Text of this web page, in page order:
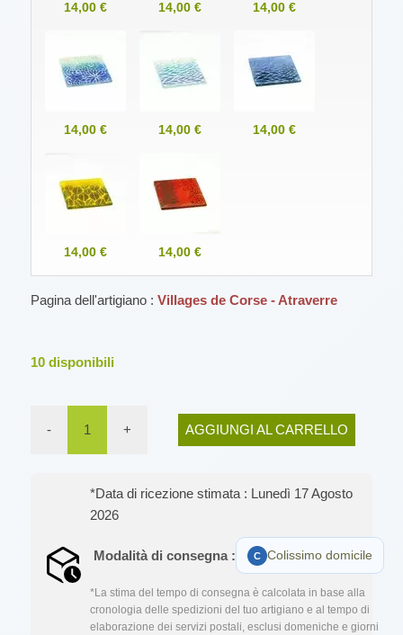
14,00 € 14,00 € 14,00 €
14,00 € 14,00 € 14,00 €
14,00 € 14,00 €
Pagina dell'artigiano : Villages de Corse - Atraverre
10 disponibili
- 1 + AGGIUNGI AL CARRELLO
*Data di ricezione stimata : Lunedì 17 Agosto
2026
Modalità di consegna : Colissimo domicile
*La stima del tempo di consegna è calcolata in base alla
cronologia delle spedizioni del tuo artigiano e al tempo di
elaborazione dei servizi postali, esclusi domeniche e giorni